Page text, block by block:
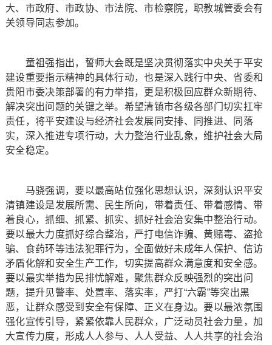
大、市政府、市政协、市法院、市检察院，职教城管委会有
关领导同志参加。
童祖强指出，誓师大会既是坚决贯彻落实中央关于平安
建设重要指示精神的具体行动，也是深入践行中央、省委和
贵阳市委决策部署的有力举措，更是积极回应群众新期待、
解决突出问题的关键之举。希望清镇市各级各部门切实扛牢
责任，将平安建设与经济社会发展同安排、同推进、同落
实，深入推进专项行动，大力整治行业乱象，维护社会大局
安全稳定。
马骁强调，要以最高站位强化思想认识，深刻认识平安
清镇建设是发展所需、民生所向，带着责任、带着感情、带
着良心，抓细、抓紧、抓实、抓好社会治安集中整治行动。
要以最大力度抓好综合整治，严打电信诈骗、黄赌毒、盗抢
骗、食药环等违法犯罪行为，全面做好未成年人保护、信访
矛盾化解和安全生产工作，切实提高群众满意度和安全感。
要以最实举措为民排忧解难，聚焦群众反映强烈的突出问
题，提升见警率、处置率、落实率，严打“六霸”等突出黑
恶，让群众感受到安全有保障、正义在身边。要以最浓氛围
强化宣传引导，紧紧依靠人民群众，广泛动员社会力量，加
大宣传力度，形成人人参与、人人受益、人人共享的社会治